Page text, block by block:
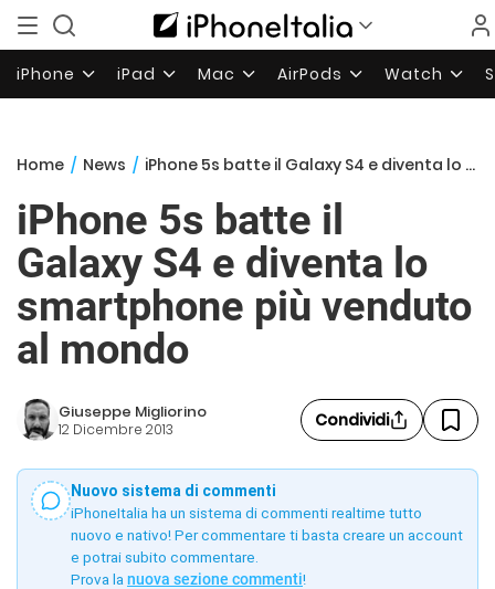
iPhone iPad Mac AirPods Watch
Home / News / iPhone 5s batte il Galaxy S4 e diventa lo smartphone più venduto al mondo
iPhone 5s batte il
Galaxy S4 e diventa lo
smartphone più venduto
al mondo
Giuseppe Migliorino
12 Dicembre 2013 Condividi
Nuovo sistema di commenti
iPhoneItalia ha un sistema di commenti realtime tutto
nuovo e nativo! Per commentare ti basta creare un account
e potrai subito commentare.
Prova la nuova sezione commenti!